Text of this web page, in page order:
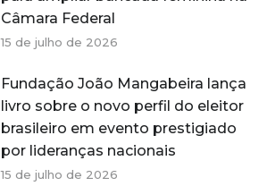
Câmara Federal
15 de julho de 2026
Fundação João Mangabeira lança
livro sobre o novo perfil do eleitor
brasileiro em evento prestigiado
por lideranças nacionais
15 de julho de 2026